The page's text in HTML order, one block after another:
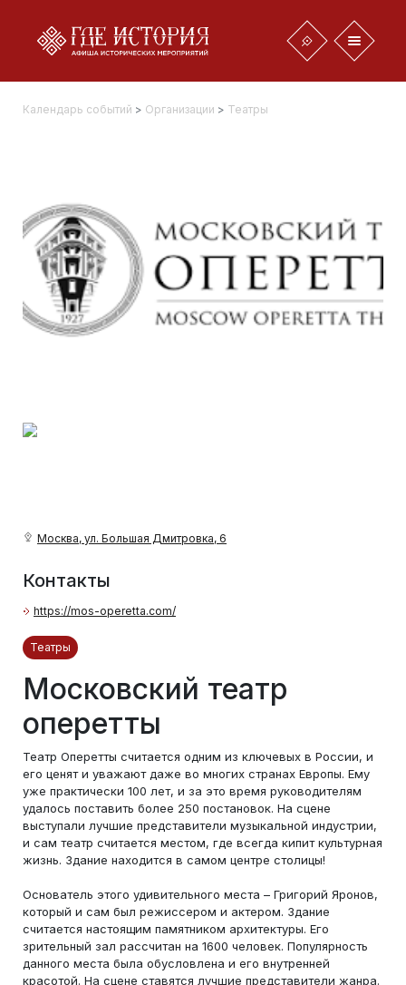
Календарь событий > Организации > Театры
Москва, ул. Большая Дмитровка, 6
Контакты
https://mos-operetta.com/
Театры
Московский театр
оперетты
Театр Оперетты считается одним из ключевых в России, и
его ценят и уважают даже во многих странах Европы. Ему
уже практически 100 лет, и за это время руководителям
удалось поставить более 250 постановок. На сцене
выступали лучшие представители музыкальной индустрии,
и сам театр считается местом, где всегда кипит культурная
жизнь. Здание находится в самом центре столицы!
Основатель этого удивительного места – Григорий Яронов,
который и сам был режиссером и актером. Здание
считается настоящим памятником архитектуры. Его
зрительный зал рассчитан на 1600 человек. Популярность
данного места была обусловлена и его внутренней
красотой. На сцене ставятся лучшие представители жанра.